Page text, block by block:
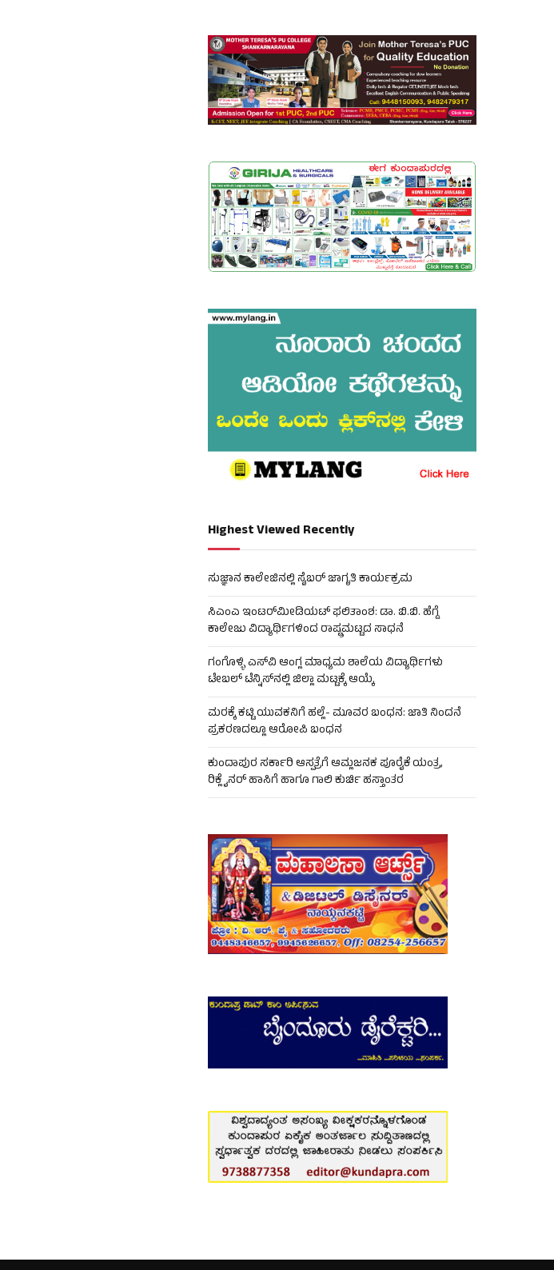
Highest Viewed Recently
ಸುಜ್ಞಾನ ಕಾಲೇಜಿನಲ್ಲಿ ಸೈಬರ್ ಜಾಗೃತಿ ಕಾರ್ಯಕ್ರಮ
ಸಿಎಂಎ ಇಂಟರ್‌ಮೀಡಿಯಟ್ ಫಲಿತಾಂಶ: ಡಾ. ಬಿ.ಬಿ. ಹೆಗ್ಡೆ
ಕಾಲೇಜು ವಿದ್ಯಾರ್ಥಿಗಳಿಂದ ರಾಷ್ಟ್ರಮಟ್ಟದ ಸಾಧನೆ
ಗಂಗೊಳ್ಳಿ ಎಸ್‌ವಿ ಆಂಗ್ಲ ಮಾಧ್ಯಮ ಶಾಲೆಯ ವಿದ್ಯಾರ್ಥಿಗಳು
ಟೇಬಲ್‌ ಟೆನ್ನಿಸ್‌ನಲ್ಲಿ ಜಿಲ್ಲಾ ಮಟ್ಟಕ್ಕೆ ಆಯ್ಕೆ
ಮರಕ್ಕೆ ಕಟ್ಟಿ ಯುವಕನಿಗೆ ಹಲ್ಲೆ- ಮೂವರ ಬಂಧನ: ಜಾತಿ ನಿಂದನೆ
ಪ್ರಕರಣದಲ್ಲೂ ಆರೋಪಿ ಬಂಧನ
ಕುಂದಾಪುರ ಸರ್ಕಾರಿ ಆಸ್ಪತ್ರೆಗೆ ಆಮ್ಲಜನಕ ಪೂರೈಕೆ ಯಂತ್ರ,
ರಿಕ್ಲೈನರ್ ಹಾಸಿಗೆ ಹಾಗೂ ಗಾಲಿ ಕುರ್ಚಿ ಹಸ್ತಾಂತರ